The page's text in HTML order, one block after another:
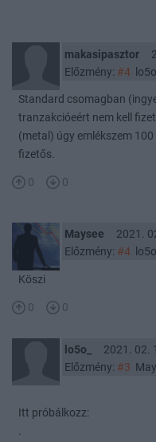
makasipasztor
Előzmény: #4lo5o_
Standard csomagban
tranzakcióeért nem kell
(metal) úgy emlékszem
fizetős.
0 0
Maysee
2021.
Előzmény: #4lo5o_
Köszi
0 0
lo5o_
2021. 02.
Előzmény: #3
Itt próbálkozz:
.